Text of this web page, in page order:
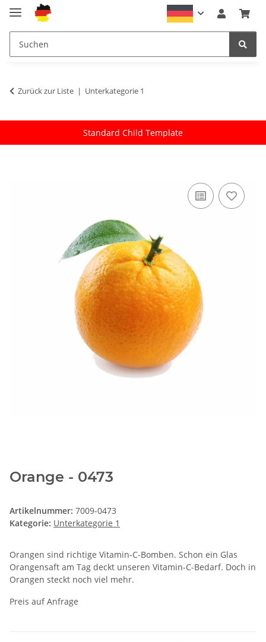
Zurück zur Liste Unterkategorie 1
Standard Child Template
Orange - 0473
Artikelnummer: 7009-0473
Kategorie: Unterkategorie 1
Orangen sind richtige Vitamin-C-Bomben. Schon ein Glas
Orangensaft am Tag deckt unseren Vitamin-C-Bedarf. Doch in
Orangen steckt noch viel mehr.
Preis auf Anfrage